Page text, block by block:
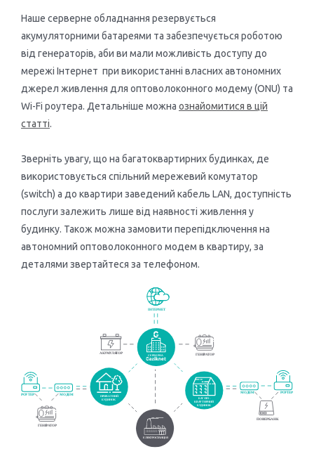
Наше серверне обладнання резервується
акумуляторними батареями та забезпечується роботою
від генераторів, аби ви мали можливість доступу до
мережі Інтернет при використанні власних автономних
джерел живлення для оптоволоконного модему (ONU) та
Wi-Fi роутера. Детальніше можна ознайомитися в цій
статті.
Зверніть увагу, що на багатоквартирних будинках, де
використовується спільний мережевий комутатор
(switch) а до квартири заведений кабель LAN, доступність
послуги залежить лише від наявності живлення у
будинку. Також можна замовити перепідключення на
автономний оптоволоконного модем в квартиру, за
деталями звертайтеся за телефоном.